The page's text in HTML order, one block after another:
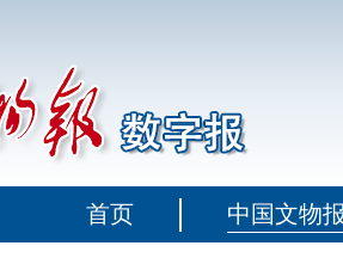
首页 中国文物